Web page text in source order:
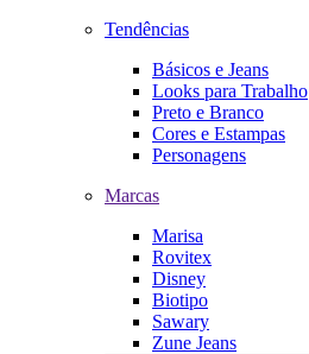
Tendências
Básicos e Jeans
Looks para Trabalho
Preto e Branco
Cores e Estampas
Personagens
Marcas
Marisa
Rovitex
Disney
Biotipo
Sawary
Zune Jeans